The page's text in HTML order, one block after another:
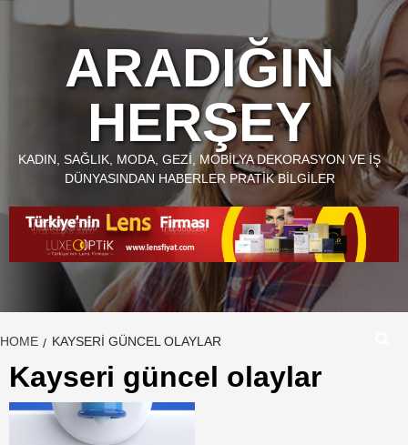
ARADIĞIN
HERŞEY
KADIN, SAĞLIK, MODA, GEZI, MOBILYA DEKORASYON VE İŞ
DÜNYASINDAN HABERLER PRATIK BILGILER
HOME KAYSERI GÜNCEL OLAYLAR
Kayseri güncel olaylar